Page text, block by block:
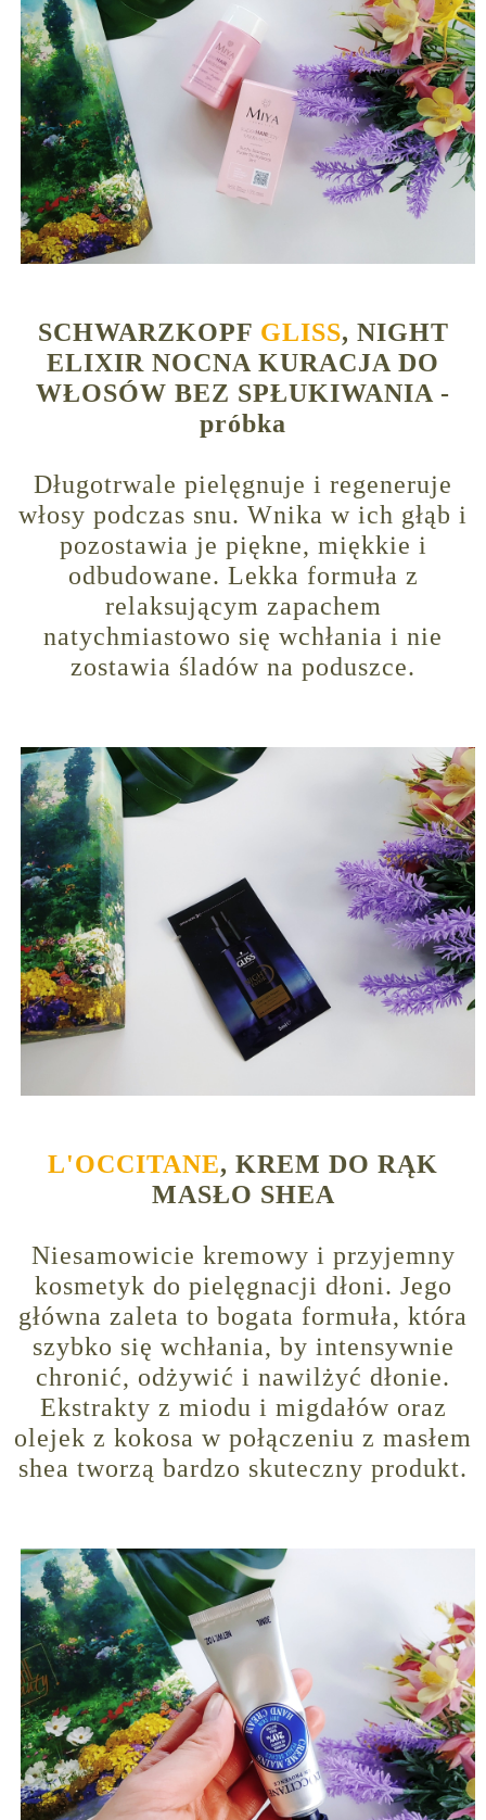
SCHWARZKOPF GLISS, NIGHT
ELIXIR NOCNA KURACJA DO
WŁOSÓW BEZ SPŁUKIWANIA -
próbka
Długotrwale pielęgnuje i regeneruje
włosy podczas snu. Wnika w ich głąb i
pozostawia je piękne, miękkie i
odbudowane. Lekka formuła z
relaksującym zapachem
natychmiastowo się wchłania i nie
zostawia śladów na poduszce.
L'OCCITANE, KREM DO RĄK
MASŁO SHEA
Niesamowicie kremowy i przyjemny
kosmetyk do pielęgnacji dłoni. Jego
główna zaleta to bogata formuła, która
szybko się wchłania, by intensywnie
chronić, odżywić i nawilżyć dłonie.
Ekstrakty z miodu i migdałów oraz
olejek z kokosa w połączeniu z masłem
shea tworzą bardzo skuteczny produkt.